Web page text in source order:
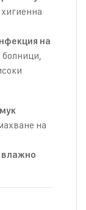
на
болници,
на